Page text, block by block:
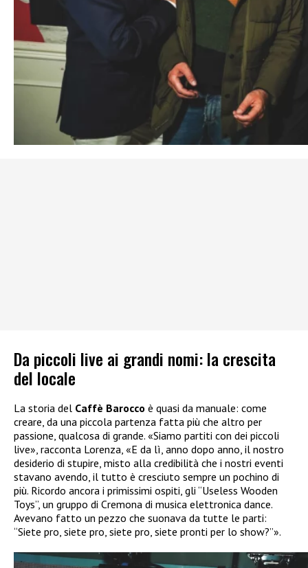
Da piccoli live ai grandi nomi: la crescita
del locale
La storia del Caffè Barocco è quasi da manuale: come
creare, da una piccola partenza fatta più che altro per
passione, qualcosa di grande. «Siamo partiti con dei piccoli
live», racconta Lorenza, «E da lì, anno dopo anno, il nostro
desiderio di stupire, misto alla credibilità che i nostri eventi
stavano avendo, il tutto è cresciuto sempre un pochino di
più. Ricordo ancora i primissimi ospiti, gli “Useless Wooden
Toys”, un gruppo di Cremona di musica elettronica dance.
Avevano fatto un pezzo che suonava da tutte le parti:
“Siete pro, siete pro, siete pro, siete pronti per lo show?”».